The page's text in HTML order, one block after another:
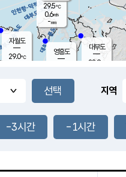
풍도
1.1m/s
29.5℃
0.6m/s
-mm
영흥도
자월도
29.0℃
대부도
28.9
지역
-3시간 -1시간